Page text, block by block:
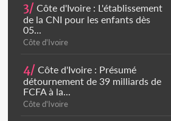
3/ Côte d'Ivoire : L'établissement
de la CNI pour les enfants dès
05...
Côte d'Ivoire
4/ Côte d'Ivoire : Présumé
détournement de 39 milliards de
FCFA à la...
Côte d'Ivoire